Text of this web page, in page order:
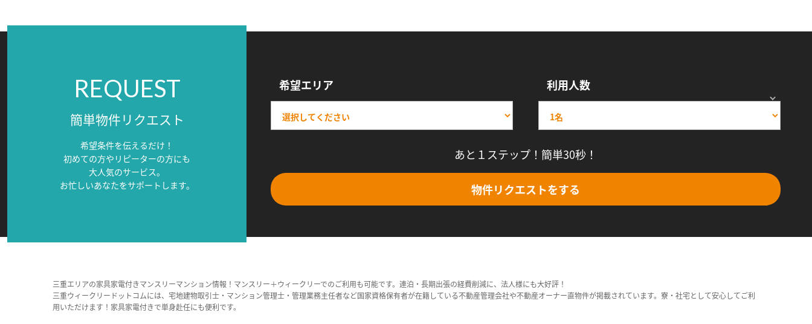
REQUEST
簡単物件リクエスト
希望条件を伝えるだけ！
初めての方やリピーターの方にも
大人気のサービス。
お忙しいあなたをサポートします。
希望エリア 利用人数
あと１ステップ！簡単30秒！
物件リクエストをする
三重エリアの家具家電付きマンスリーマンション情報！マンスリー＋ウィークリーでのご利用も可能です。連泊・長期出張の経費削減に、法人様にも大好評！
三重ウィークリードットコムには、宅地建物取引士・マンション管理士・管理業務主任者など国家資格保有者が在籍している不動産管理会社や不動産オーナー直物件が掲載されています。寮・社宅として安心してご利
用いただけます！家具家電付きで単身赴任にも便利です。